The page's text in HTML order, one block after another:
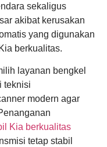
sekaligus
akibat kerusakan
yang digunakan
berkualitas.
layanan bengkel
teknisi
modern agar
Kia berkualitas
tetap stabil